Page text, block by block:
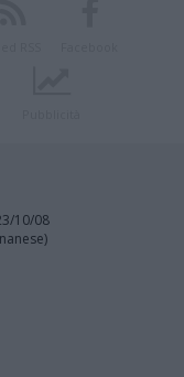
10/08